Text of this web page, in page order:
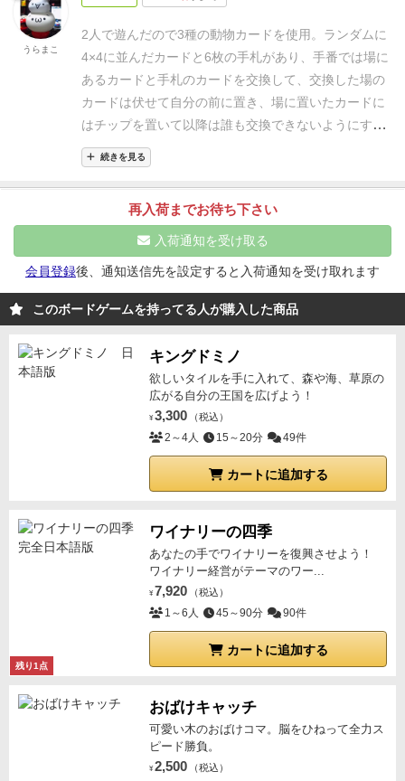
持ちます。余ったカードは使いません。
のはありません。ちなみに下の写真のように、割と広
い面積を使うのでご承知下さい。手番には次のどちら
かをおこなうだけです。 ①自分の手札から１枚を選ん
で前に伏せて置く。②手札１枚を、場の任意のカード
と交換し、手に入れたカードを自分の前に伏せて置
く。（このとき「山」トークンを置き、それ以降はも
う交換できないルール。このため延々と同じ場所のカ
ードが交換されることはない。）これだけです。ちな
みに、この『山トークン』。カードの背のデザイン、
色調とほとんど同じでかつ小さく、置いてもちょっと
識別しにくい。これだけちょっと何とかならんかった
かなあ…って思います。何か他にうまく代用できるも
のがないか、ちょっと思案中。
ゲーム進行は最初に配
られた手札を全て使い切ったら終わりなので、５人以
下なら６ラウンド。６人なら５ラウンドで終わりま
やる事だけならけっこう早い。
問題はポイントの
動物の種類によって違いますが、その動物カ
ードが場にたくさん並んでいるほうがポイントが高く
なるようになっています。なので、自分が狙っている
動物はできるだけたくさん場に出ている方がいい。し
その点数は、手番の結果で自分
ごとに数えて《最大多数》でないともらえないので
す！（同数なら均等に折半します）そうです、もうお
わかりですね！ 共通の場にたくさん出ているほうがい
いのに、自分の前にもたくさんないと勝てない！（そ
の動物カードが特定の配列で全体の場にたくさん出て
いるほど基本得点がどんどん高くなるのに、その動物
カードを自分の獲得の場に他の誰よりも多く確保して
立しないジレンマ！）うかつに場にたくさん出して、
他のプレイヤーに《最大多数》を持っていかれると、
自分の点数にならないどころか、相手によりたくさん
のポイントを与えてしまうのです。
以上を繰り返し、全員が6枚のカードを目の前に伏せ
終わったらゲーム終了、得点計算。
得点計算方法は、動物の種類ごとに最多枚数を目の前
に伏せているプレイヤーのみがもらえる。同時最多な
ら勝利点を分割。
了時に中央の場に該当の種類の動物カードがどのよう
に並んでいるかによって得点が変わる。
ードは「縦に連続して置かれているカード枚数(最も
多く連続している群1つのみ)×2点」、狼カードは「外
周沿いにある狼カード1枚2点」、「ペンギンカード
点」など。
得点合計が最も高い人が勝ち。
感想と評価は下記ブログで。
条件のアイコンも分かりづらいというところ。
しか
し、その程度ならワンプレイで覚えられますし、プレ
イ時間も短いので何回でも遊べます。 小箱なので嵩張
らないですし、持っておいて損はない作品と言えるで
しょう。
それでは最後にこの言葉をお送りして締めた
いと思います。
快感を与えるような服装までする必要はなかろう。
（新渡戸稲造）
2人で遊んだので3種の動物カードを使用。ランダムに
4×4に並んだカードと6枚の手札があり、手番では場に
あるカードと手札のカードを交換して、交換した場の
カードは伏せて自分の前に置き、場に置いたカードに
はチップを置いて以降は誰も交換できないようにす
る。もしくは、手札にあるカードを1枚伏せて自分の
前に置く。お互いの手札が無くなるまで、どちらかの
アクションを実行し手札が無くなればゲーム終了。伏
せていたカードを公開して、相手より多く伏せた動物
カードの場にある同じ種類のカードの繋がり方による
得点を合計し(動物により違う)、得点が高いプレイヤ
ーの勝ちになります。2〜5人ぐらいで遊べて3〜5人推
奨かな。2人やとほぼ手札のカードが透けてるから分
かるし、交換と伏せたカードも予想がついて少しあっ
さりしてたかな。
続きを見る
うらまこ
再入荷までお待ち下さい
入荷通知を受け取る
会員登録後、通知送信先を設定すると入荷通知を受け取れます
このボードゲームを持ってる人が購入した商品
キングドミノ
欲しいタイルを手に入れて、森や海、草原の
広がる自分の王国を広げよう！
¥ 3,300 （税込）
2～4人 15～20分 49件
カートに追加する
残り1点
ワイナリーの四季
あなたの手でワイナリーを復興させよう！
ワイナリー経営がテーマのワー...
¥ 7,920 （税込）
1～6人 45～90分 90件
カートに追加する
おばけキャッチ
可愛い木のおばけコマ。脳をひねって全力ス
ピード勝負。
¥ 2,500 （税込）